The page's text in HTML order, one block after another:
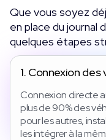
Que vous soyez
en place du journal
quelques étapes
1. Connexion des
Connexion directe
plus de 90% des
pour les autres,
les intégrer à la